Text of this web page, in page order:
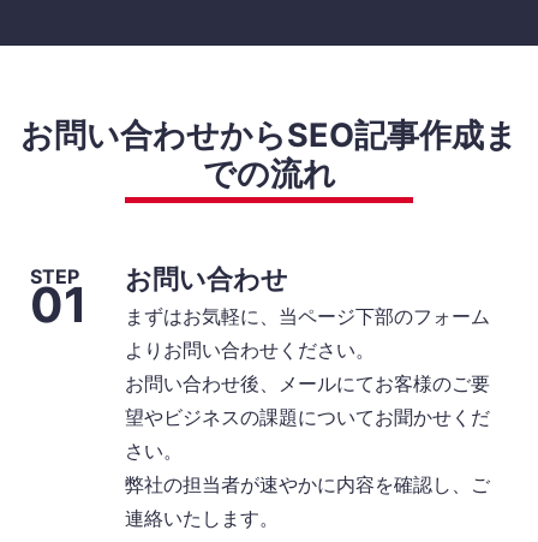
お問い合わせからSEO記事作成ま
での流れ
STEP
01 お問い合わせ
まずはお気軽に、当ページ下部のフォーム
よりお問い合わせください。
お問い合わせ後、メールにてお客様のご要
望やビジネスの課題についてお聞かせくだ
さい。
弊社の担当者が速やかに内容を確認し、ご
連絡いたします。